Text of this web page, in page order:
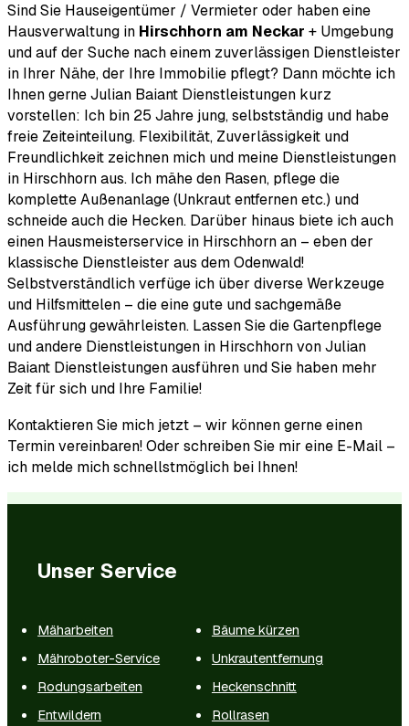
Sind Sie Hauseigentümer / Vermieter oder haben eine
Hausverwaltung in Hirschhorn am Neckar + Umgebung
und auf der Suche nach einem zuverlässigen Dienstleister
in Ihrer Nähe, der Ihre Immobilie pflegt? Dann möchte ich
Ihnen gerne Julian Baiant Dienstleistungen kurz
vorstellen: Ich bin 25 Jahre jung, selbstständig und habe
freie Zeiteinteilung. Flexibilität, Zuverlässigkeit und
Freundlichkeit zeichnen mich und meine Dienstleistungen
in Hirschhorn aus. Ich mähe den Rasen, pflege die
komplette Außenanlage (Unkraut entfernen etc.) und
schneide auch die Hecken. Darüber hinaus biete ich auch
einen Hausmeisterservice in Hirschhorn an – eben der
klassische Dienstleister aus dem Odenwald!
Selbstverständlich verfüge ich über diverse Werkzeuge
und Hilfsmittelen – die eine gute und sachgemäße
Ausführung gewährleisten. Lassen Sie die Gartenpflege
und andere Dienstleistungen in Hirschhorn von Julian
Baiant Dienstleistungen ausführen und Sie haben mehr
Zeit für sich und Ihre Familie!
Kontaktieren Sie mich jetzt – wir können gerne einen
Termin vereinbaren! Oder schreiben Sie mir eine E-Mail –
ich melde mich schnellstmöglich bei Ihnen!
Unser Service
Mäharbeiten
Mähroboter-Service
Rodungsarbeiten
Entwildern
Bäume kürzen
Unkrautentfernung
Heckenschnitt
Rollrasen